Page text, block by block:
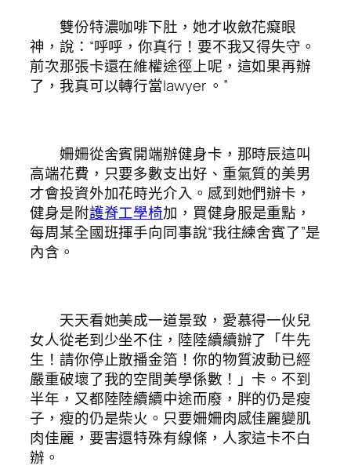
雙份特濃咖啡下肚，她才收斂花癡眼
神，說：“呼呼，你真行！要不我又得失守。
前次那張卡還在維權途徑上呢，這如果再辦
了，我真可以轉行當lawyer 。”
姍姍從舍賓開端辦健身卡，那時辰這叫
高端花費，只要多數支出好、重氣質的美男
才會投資外加花時光介入。感到她們辦卡，
健身是附護脊工學椅加，買健身服是重點，
每周某全國班揮手向同事說“我往練舍賓了”是
內含。
天天看她美成一道景致，愛慕得一伙兒
女人從老到少坐不住，陸陸續續辦了「牛先
生！請你停止散播金箔！你的物質波動已經
嚴重破壞了我的空間美學係數！」卡。不到
半年，又都陸陸續續中途而廢，胖的仍是瘦
子，瘦的仍是柴火。只要姍姍肉感佳麗變肌
肉佳麗，要害還特殊有線條，人家這卡不白
辦。